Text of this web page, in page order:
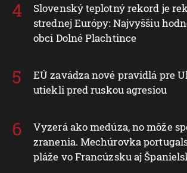
Slovenský teplotný rekord je
strednej Európy: Najvyššiu
obci Dolné Plachtince
EÚ zavádza nové pravidlá pre
utiekli pred ruskou agresiou
Vyzerá ako medúza, no môže
zranenia. Mechúrovka
pláže vo Francúzsku aj